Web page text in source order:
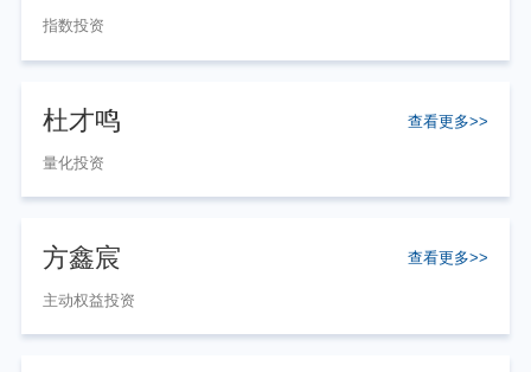
指数投资
杜才鸣 查看更多>>
量化投资
方鑫宸 查看更多>>
主动权益投资